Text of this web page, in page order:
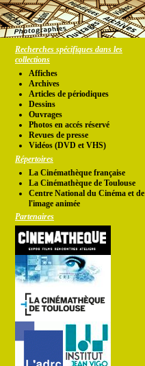
Recherches spécifiques dans les
collections
Affiches
Archives
Articles de périodiques
Dessins
Ouvrages
Photos en accés réservé
Revues de presse
Vidéos (DVD et VHS)
Répertoires
La Cinémathèque française
La Cinémathèque de Toulouse
Centre National du Cinéma et de
l'image animée
Partenaires